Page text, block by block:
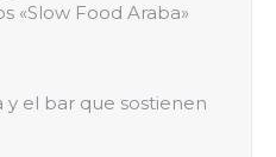
«Slow Food Araba»
y el bar que sostienen